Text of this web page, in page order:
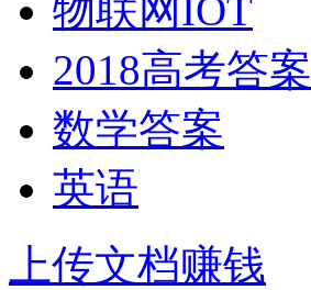
物联网IOT
2018高考答案
数学答案
英语
上传文档赚钱